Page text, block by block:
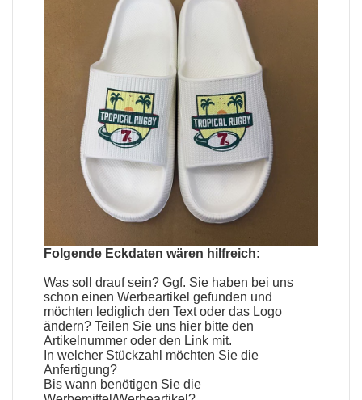
Folgende Eckdaten wären hilfreich:
Was soll drauf sein? Ggf. Sie haben bei uns
schon einenWerbeartikel gefunden und
möchten lediglich den Text oder das Logo
ändern? Teilen Sie uns hier bitte den
Artikelnummer oder den Link mit.
In welcher Stückzahl möchten Sie die
Anfertigung?
Bis wann benötigen Sie die